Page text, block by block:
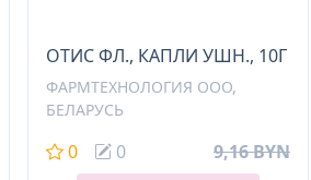
ОТИС ФЛ., КАПЛИ УШН., 10Г
ФАРМТЕХНОЛОГИЯ ООО,
БЕЛАРУСЬ
0 0
9,16 BYN